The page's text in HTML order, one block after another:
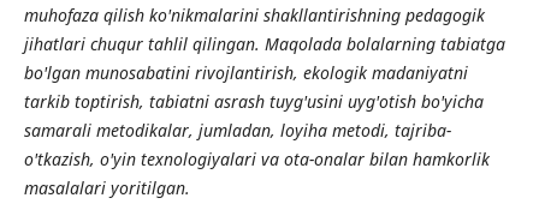
muhofaza qilish ko'nikmalarini shakllantirishning pedagogik
jihatlari chuqur tahlil qilingan. Maqolada bolalarning tabiatga
bo'lgan munosabatini rivojlantirish, ekologik madaniyatni
tarkib toptirish, tabiatni asrash tuyg'usini uyg'otish bo'yicha
samarali metodikalar, jumladan, loyiha metodi, tajriba-
o'tkazish, o'yin texnologiyalari va ota-onalar bilan hamkorlik
masalalari yoritilgan.